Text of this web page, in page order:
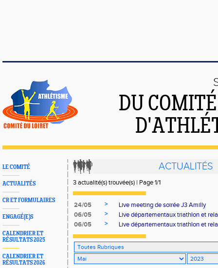
DU
LE COMITÉ
ACTUALITÉS
CR ET FORMULAIRES
ENGAGÉ(E)S
CALENDRIER ET
RÉSULTATS 2025
CALENDRIER ET
RÉSULTATS 2026
ACTUALITÉS
3 actualité(s) trouvée(s) | Page 1/1
24/05 >
Live meeting de soirée J3 Amilly
06/05
>
Live départementaux triathlon et
06/05
> Live départementaux triathlon et